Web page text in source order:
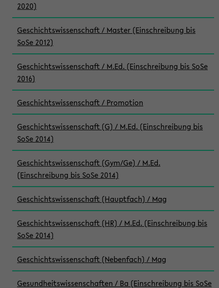
2020)
Geschichtswissenschaft / Master (Einschreibung bis
SoSe 2012)
Geschichtswissenschaft / M.Ed. (Einschreibung bis SoSe
2016)
Geschichtswissenschaft / Promotion
Geschichtswissenschaft (G) / M.Ed. (Einschreibung bis
SoSe 2014)
Geschichtswissenschaft (Gym/Ge) / M.Ed.
(Einschreibung bis SoSe 2014)
Geschichtswissenschaft (Hauptfach) / Mag
Geschichtswissenschaft (HR) / M.Ed. (Einschreibung bis
SoSe 2014)
Geschichtswissenschaft (Nebenfach) / Mag
Gesundheitswissenschaften / Ba (Einschreibung bis SoSe